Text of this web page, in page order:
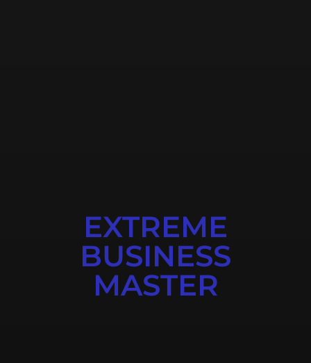
EXTREME
BUSINESS
MASTER